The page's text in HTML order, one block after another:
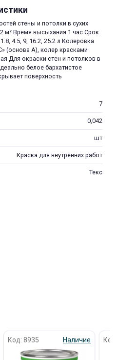
стены и потолки в сухих
м² Время высыхания 1 час Срок
4.5, 9, 16.2, 25.2 л Колеровка
(основа А), колер красками
Для окраски стен и потолков в
белое бархатистое
поверхность
7
0,042
шт
Краска для внутренних работ
Текс
Код: 8935 Наличие
раз в 2 недели